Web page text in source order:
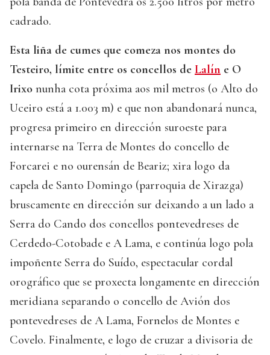
cadrado.
Esta liña de cumes que comeza nos montes do
Testeiro, límite entre os concellos de Lalín e O
Irixo nunha cota próxima aos mil metros (o Alto do
Uceiro está a 1.003 m) e que non abandonará nunca,
progresa primeiro en dirección suroeste para
internarse na Terra de Montes do concello de
Forcarei e no ourensán de Beariz; xira logo da
capela de Santo Domingo (parroquia de Xirazga)
bruscamente en dirección sur deixando a un lado a
Serra do Cando dos concellos pontevedreses de
Cerdedo-Cotobade e A Lama, e continúa logo pola
impoñente Serra do Suído, espectacular cordal
orográfico que se proxecta longamente en dirección
meridiana separando o concello de Avión dos
pontevedreses de A Lama, Fornelos de Montes e
Covelo. Finalmente, e logo de cruzar a divisoria de